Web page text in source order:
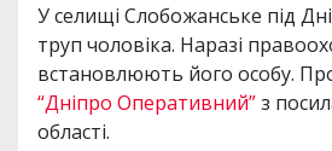
У селищі Слобожанське під
труп чоловіка. Наразі
встановлюють його особу.
“Дніпро Оперативний”з
області.